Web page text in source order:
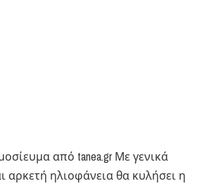
από tanea.gr Με γενικά
αρκετή ηλιοφάνεια θα κυλήσει η